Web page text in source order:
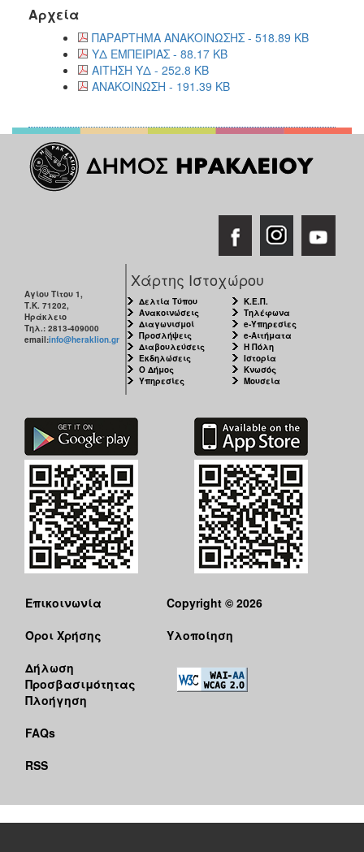
ΑΝΘΕΚΤΙΚΗ
Αρχεία
ΠΑΡΑΡΤΗΜΑ ΑΝΑΚΟΙΝΩΣΗΣ - 518.89 KB
ΥΔ ΕΜΠΕΙΡΙΑΣ - 88.17 KB
ΑΙΤΗΣΗ ΥΔ - 252.8 KB
ΑΝΑΚΟΙΝΩΣΗ - 191.39 KB
Αγίου Τίτου 1,
Τ.Κ. 71202,
Ηράκλειο
Τηλ.: 2813-409000
email:info@heraklion.gr
Χάρτης Ιστοχώρου
Δελτία Τύπου
Ανακοινώσεις
Διαγωνισμοί
Προσλήψεις
Διαβουλεύσεις
Εκδηλώσεις
Ο Δήμος
Υπηρεσίες
Κ.Ε.Π.
Τηλέφωνα
e-Υπηρεσίες
e-Αιτήματα
Η Πόλη
Ιστορία
Κνωσός
Μουσεία
Επικοινωνία
Όροι Χρήσης
Δήλωση
Προσβασιμότητας
Πλοήγηση
FAQs
RSS
Copyright © 2026
Υλοποίηση